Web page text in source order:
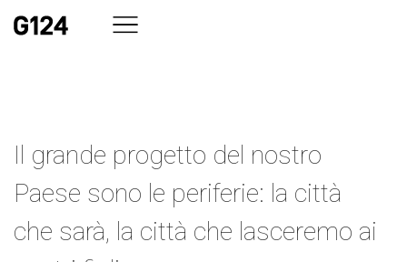
Il grande progetto del nostro
Paese sono le periferie: la città
che sarà, la città che lasceremo ai